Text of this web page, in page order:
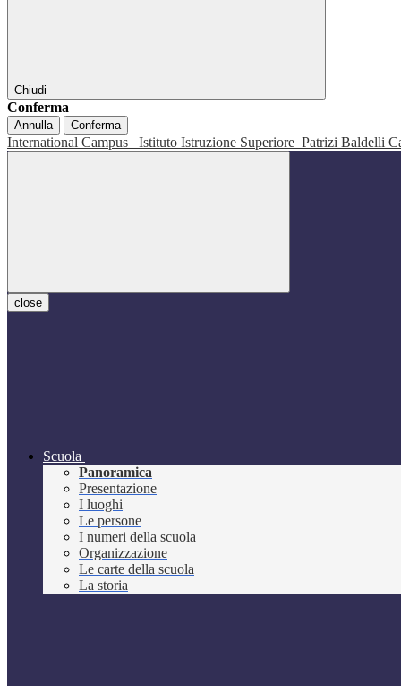
Chiudi
Conferma
Annulla Conferma
International Campus Istituto Istruzione Superiore Patrizi Baldelli
close
Scuola
Panoramica
Presentazione
I luoghi
Le persone
I numeri della scuola
Organizzazione
Le carte della scuola
La storia